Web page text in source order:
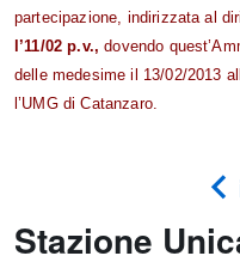
partecipazione, indirizzata al
l’11/02 p.v., dovendo
delle medesime il 13/02/2013
l’UMG di Catanzaro.
Stazione